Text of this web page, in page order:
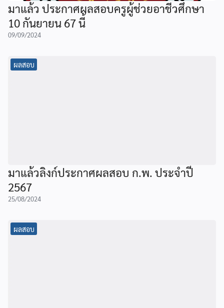
มาแล้ว ประกาศผลสอบครูผู้ช่วยอาชีวศึกษา
10 กันยายน 67 นี้
09/09/2024
ผลสอบ
มาแล้วลิงก์ประกาศผลสอบ ก.พ. ประจำปี
2567
25/08/2024
ผลสอบ